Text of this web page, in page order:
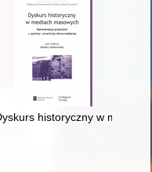
historyczny w